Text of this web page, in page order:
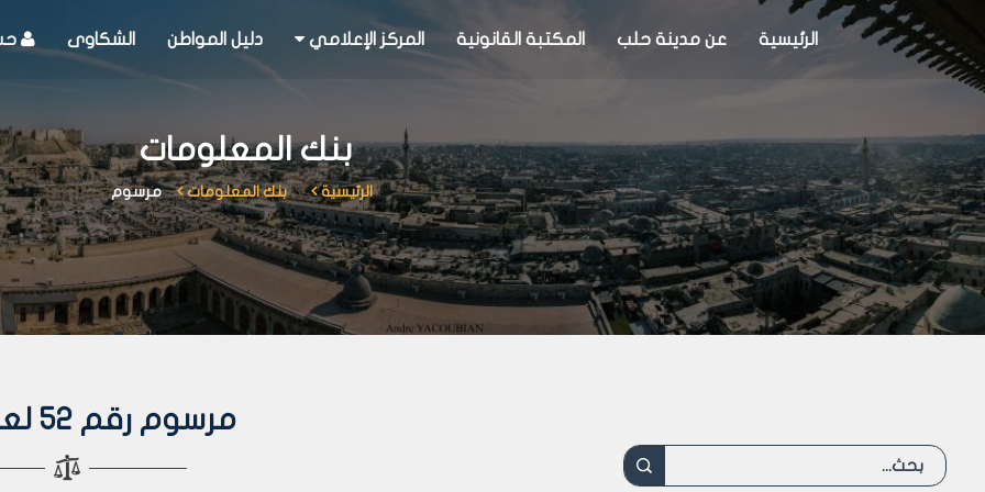
الرئيسية عن مدينة حلب المكتبة القانونية المركز الإعلامي دليل المواطن الشكاوى
بنك المعلومات
الرئيسية بنك المعلومات مرسوم
مرسوم رقم 52 لعام 2006